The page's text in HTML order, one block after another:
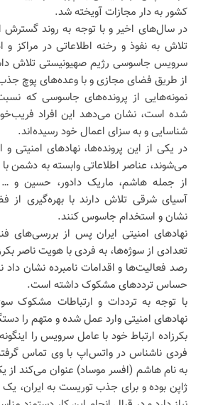
کشور به دار مجازات آویخته شد.
در سال‌های اخیر و با توجه به روند گسترش
تلاش به نفوذ و رخنه اطلاعاتی در
سرویس جاسوسی رژیم صهیونیستی تلاش
از طریق فضای مجازی و با وعده‌های پوچ
نمونه‌هایی از پرونده‌های جاسوسی که
شده است، نشان می‌دهد این افراد
شناسایی و به سزای اعمال خود رسیده‌اند.
در یکی از این پرونده‌ها، نهادهای امنیتی
می‌شوند، عناصر اطلاعاتی وابسته به دشمن
از جمله هاشم، ماریک دادور، حسین و
آسیای شرقی تلاش دارند با بهره‌گیری از
نشان و استخدام جاسوس کنند.
نهادهای امنیتی ایران پس از بررسی‌های
تعدادی از سوژه‌ها، به فردی با هویت ناصر
رصد فعالیت‌ها و اقدامات نامبرده نشان داد
حساس ترددهای مشکوک داشته است.
با توجه به ترددات و ارتباطات مشکوک
نهادهای امنیتی وارد عمل شده و متهم را
بکرزاده ارتباط خود با عامل سرویس را
فردی ناشناس در واتس‌اپ با وی تماس
به نام هاشم (افسر موساد) عنوان می‌کند
ژاپن بوده و برای جذب توریست به ایران،